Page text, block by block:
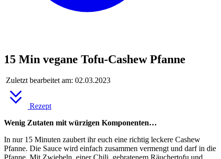
15 Min vegane Tofu-Cashew Pfanne
Zuletzt bearbeitet am: 02.03.2023
Rezept
Wenig Zutaten mit würzigen Komponenten…
In nur 15 Minuten zaubert ihr euch eine richtig leckere Cashew
Pfanne. Die Sauce wird einfach zusammen vermengt und darf in die